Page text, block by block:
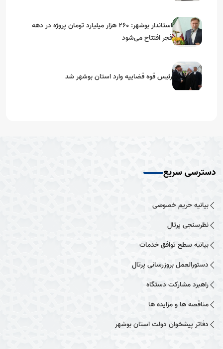
استاندار بوشهر: ۲۶۰ هزار میلیارد تومان پروژه در دهه
فجر افتتاح می‌شود
رئیس قوه قضاییه وارد استان بوشهر شد
دسترسی سریع
بیانیه حریم خصوصی
نظرسنجی پرتال
بیانیه سطح توافق خدمات
دستورالعمل بروزرسانی پرتال
راهبرد مشارکت دستگاه
مناقصه ها و مزایده ها
دفاتر پیشخوان دولت استان بوشهر